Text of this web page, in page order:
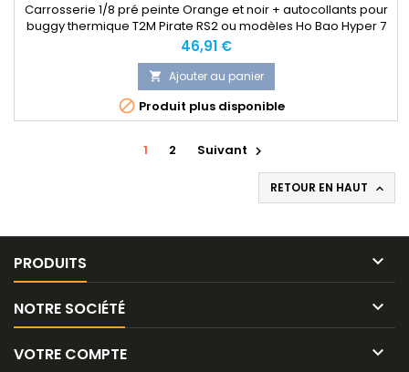
Carrosserie 1/8 pré peinte Orange et noir + autocollants pour
buggy thermique T2M Pirate RS2 ou modèles Ho Bao Hyper 7
et 8.
Prix
46,91 €
 Ajouter au panier
 Produit plus disponible
1 2 Suivant 
RETOUR EN HAUT 
PRODUITS 
NOTRE SOCIÉTÉ 
VOTRE COMPTE 